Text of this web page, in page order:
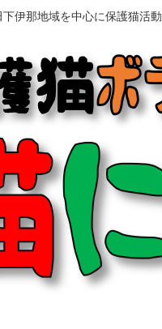
下伊那地域を中心に保護猫活